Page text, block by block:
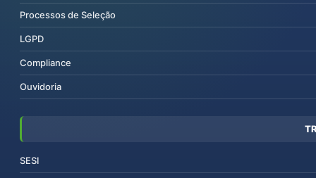
Processos de Seleção
LGPD
Compliance
Ouvidoria
SESI